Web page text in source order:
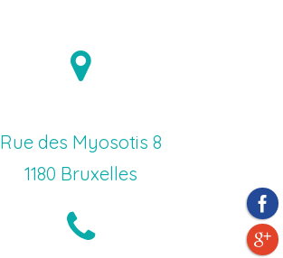
Rue des Myosotis 8
1180 Bruxelles